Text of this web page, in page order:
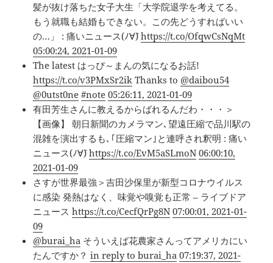
髪が抜け落ちた女子大生「大学院退学を考えてる。
もう就職も結婚もできない。この先どうすればいい
の…」 : 痛いニュース(ﾉ∀`)https://t.co/OfqwCsNqMt
05:00:24, 2021-01-09
The latest はっぴ～まんの気になるお話!
https://t.co/v3PMxSr2ik Thanks to @daibou54
@0utst0ne #note 05:26:11, 2021-01-09
有田芳生さんに教えるからばれるんだわ・・・＞
【画像】 朝日新聞のカメラマン､望遠圧縮で品川駅の
混雑を演出するも､｢圧縮マン｣と連呼され釈明 : 痛い
ニュース(ﾉ∀`)https://t.co/EvM5aSLmoN 06:00:10,
2021-01-09
さすが世界最強＞吉田沙保里が新型コロナウイルス
に感染 発熱はなく、味覚や嗅覚も正常 – ライブドア
ニュースhttps://t.co/CecfQrPg8N 07:00:01, 2021-01-
09
@burai_ha そういえば花農家さんってアメリカにい
たんですか？in reply to burai_ha 07:19:37, 2021-